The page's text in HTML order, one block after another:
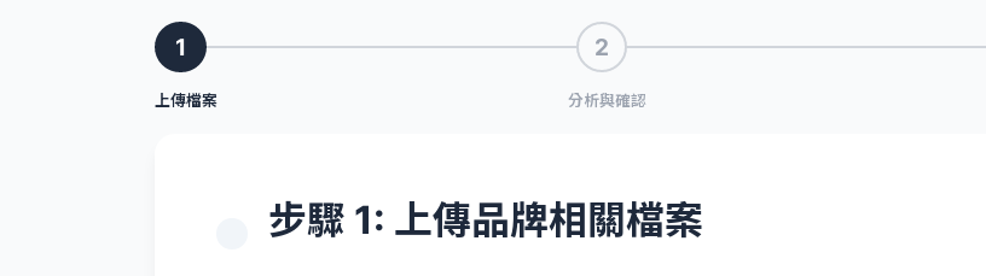
1
上傳檔案
2
分析與確認
步驟 1: 上傳品牌相關檔案